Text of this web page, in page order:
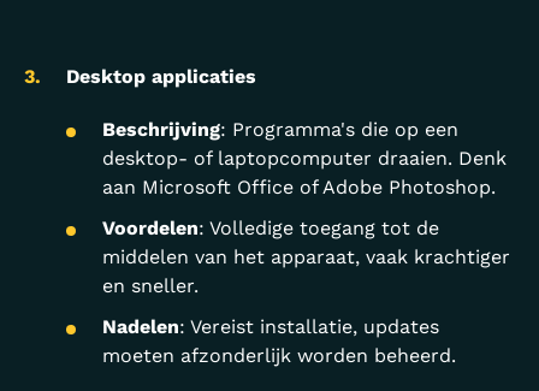
Desktop applicaties
Beschrijving: Programma's die op een
desktop- of laptopcomputer draaien. Denk
aan Microsoft Office of Adobe Photoshop.
Voordelen: Volledige toegang tot de
middelen van het apparaat, vaak krachtiger
en sneller.
Nadelen: Vereist installatie, updates
moeten afzonderlijk worden beheerd.